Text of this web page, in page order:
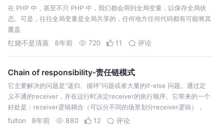
在 PHP 中，甚至不只 PHP 中，我们都会用到全局变量，以保存全局状
态。可是，往往全局变量是全局共享的，任何地方任何代码都有可能将其
覆盖
红烧不是清蒸 8年前 720 11 评论
Chain of responsibility-责任链模式
它主要解决的问题是“递归、循环”问题或者大量的if-else 问题。通过定
义不通的receiver，并在运行时决定receiver的执行顺序。它带来的一个
好处是：receiver逻辑耦合（可以分不同的场景划分receiver逻辑），
代码结构清晰。 Sender:生成具有一定处…
fulton 8年前 880 12 评论